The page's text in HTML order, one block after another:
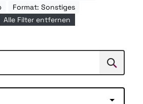
Format: Sonstiges
Alle Filter entfernen
Suchen